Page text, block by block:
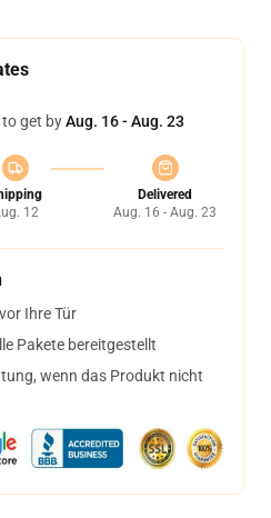
get byAug. 16 - Aug. 23
12
Delivered
Aug. 16 - Aug. 23
Ihre Tür
Pakete bereitgestellt
wenn das Produkt nicht